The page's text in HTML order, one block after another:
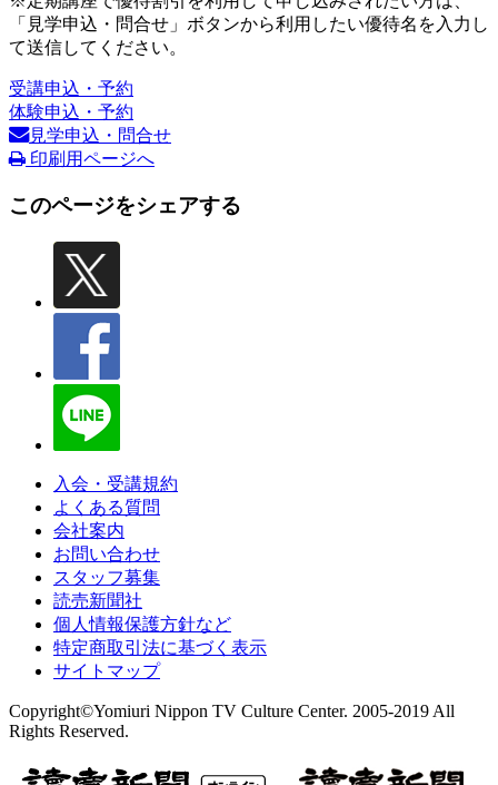
「見学申込・問合せ」ボタンから利用したい優待名を入力し
て送信してください。
受講申込・予約
体験申込・予約
見学申込・問合せ
印刷用ページへ
このページをシェアする
入会・受講規約
よくある質問
会社案内
お問い合わせ
スタッフ募集
読売新聞社
個人情報保護方針など
特定商取引法に基づく表示
サイトマップ
Copyright©Yomiuri Nippon TV Culture Center. 2005-2019 All
Rights Reserved.